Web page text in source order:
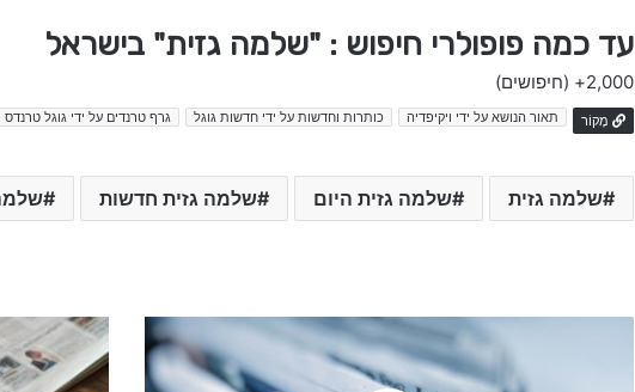
עד כמה פופולרי חיפוש : "שלמה גזית" בישראל
2,000+ (חיפושים)
מָקוֹר תאור הנושא על ידי ויקיפדיה כותרות וחדשות על ידי חדשות גוגל גרף טרנדים על ידי גוגל טרנדס
שלמה גזית שלמה גזית היום שלמה גזית חדשות
L
o
u